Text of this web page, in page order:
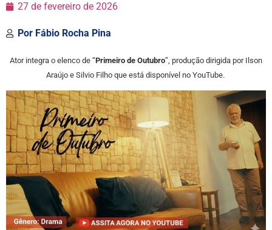
27 de fevereiro de 2026
Por Fábio Rocha Pina
Ator integra o elenco de “Primeiro de Outubro”, produção dirigida por Ilson
Araújo e Silvio Filho que está disponível no YouTube.